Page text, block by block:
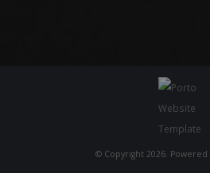
© Copyright 2026. Powered